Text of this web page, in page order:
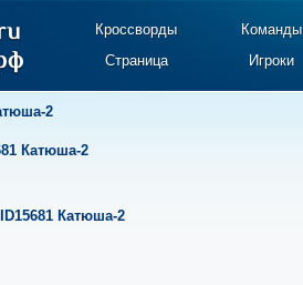
Кроссворды Команды
Страница
Игроки
2
Катюша-2
Катюша-2